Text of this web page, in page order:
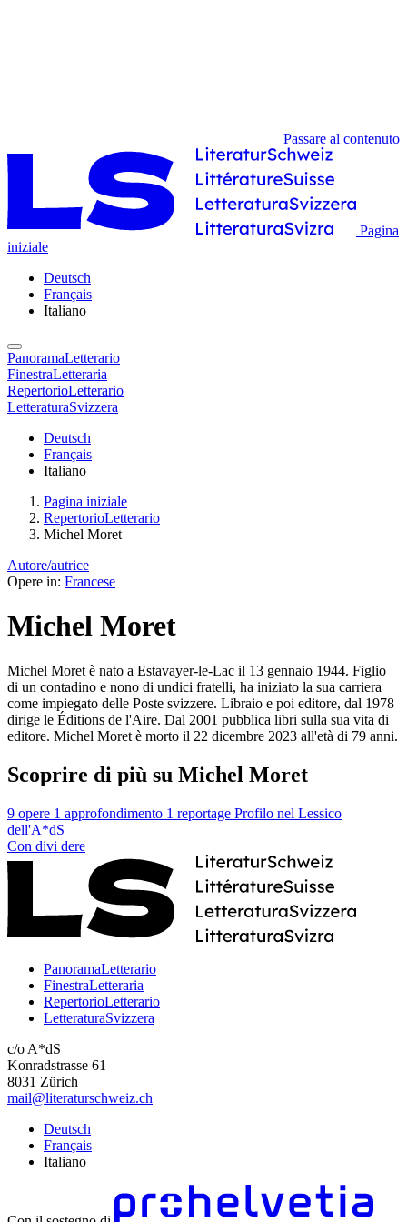
Passare al contenuto
Pagina
iniziale
Deutsch
Français
Italiano
PanoramaLetterario
FinestraLetteraria
RepertorioLetterario
LetteraturaSvizzera
Deutsch
Français
Italiano
Pagina iniziale
RepertorioLetterario
Michel Moret
Autore/autrice
Opere in: Francese
Michel Moret
Michel Moret è nato a Estavayer-le-Lac il 13 gennaio 1944. Figlio
di un contadino e nono di undici fratelli, ha iniziato la sua carriera
come impiegato delle Poste svizzere. Libraio e poi editore, dal 1978
dirige le Éditions de l'Aire. Dal 2001 pubblica libri sulla sua vita di
editore. Michel Moret è morto il 22 dicembre 2023 all'età di 79 anni.
Scoprire di più su Michel Moret
9 opere 1 approfondimento 1 reportage Profilo nel Lessico
dell'A*dS
Con divi dere
PanoramaLetterario
FinestraLetteraria
RepertorioLetterario
LetteraturaSvizzera
c/o A*dS
Konradstrasse 61
8031 Zürich
mail@literaturschweiz.ch
Deutsch
Français
Italiano